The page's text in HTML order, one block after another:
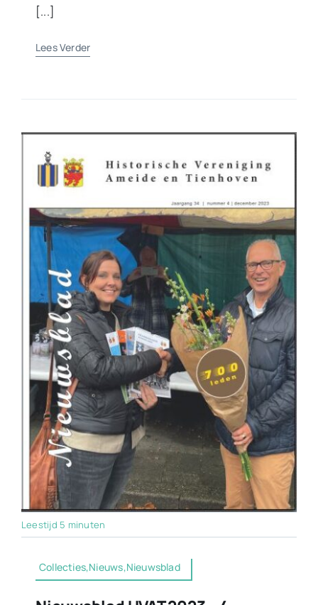
[...]
Lees Verder
Leestijd 5 minuten
Collecties,Nieuws,Nieuwsblad